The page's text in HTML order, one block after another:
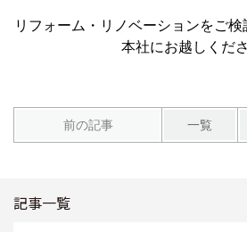
リフォーム・リノベーションをご
本社にお越しくださ
前の記事 一覧
記事一覧